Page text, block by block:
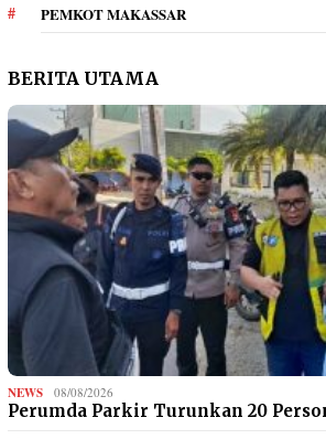
PEMKOT MAKASSAR
BERITA UTAMA
NEWS 08/08/2026
Perumda Parkir Turunkan 20